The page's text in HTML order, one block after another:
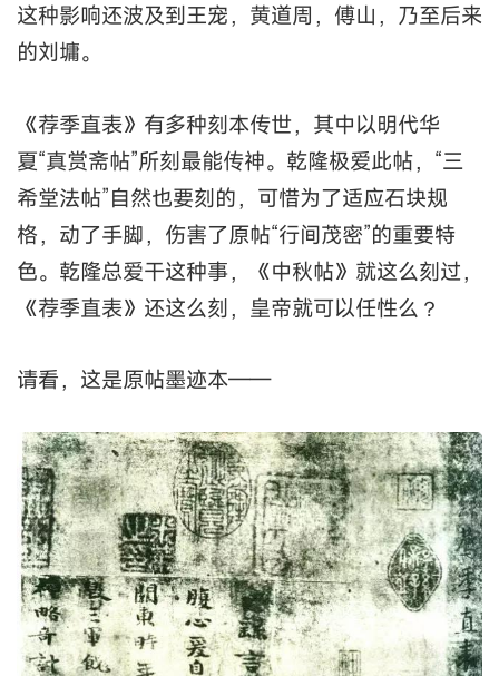
这种影响还波及到王宠，黄道周，傅山，乃至后来
的刘墉。
《荐季直表》有多种刻本传世，其中以明代华
夏“真赏斋帖”所刻最能传神。乾隆极爱此帖，“三
希堂法帖”自然也要刻的，可惜为了适应石块规
格，动了手脚，伤害了原帖“行间茂密”的重要特
色。乾隆总爱干这种事，《中秋帖》就这么刻过，
《荐季直表》还这么刻，皇帝就可以任性么？
请看，这是原帖墨迹本——